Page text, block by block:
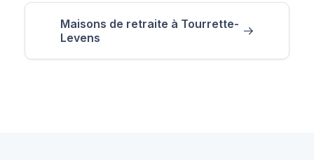
Maisons de retraite à Tourrette-
Levens